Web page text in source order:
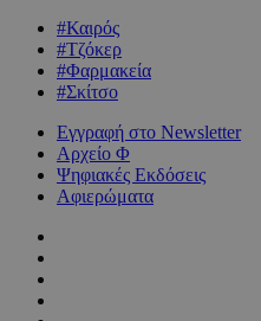
#Καιρός
#Τζόκερ
#Φαρμακεία
#Σκίτσο
Εγγραφή στο Newsletter
Αρχείο Φ
Ψηφιακές Εκδόσεις
Αφιερώματα